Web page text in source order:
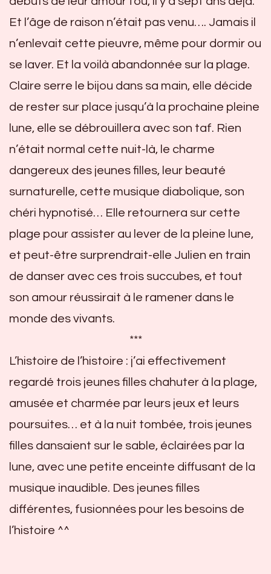
Et l’âge de raison n’était pas venu…. Jamais il
n’enlevait cette pieuvre, même pour dormir ou
se laver. Et la voilà abandonnée sur la plage.
Claire serre le bijou dans sa main, elle décide
de rester sur place jusqu’à la prochaine pleine
lune, elle se débrouillera avec son taf. Rien
n’était normal cette nuit-là, le charme
dangereux des jeunes filles, leur beauté
surnaturelle, cette musique diabolique, son
chéri hypnotisé… Elle retournera sur cette
plage pour assister au lever de la pleine lune,
et peut-être surprendrait-elle Julien en train
de danser avec ces trois succubes, et tout
son amour réussirait à le ramener dans le
monde des vivants.
***
L’histoire de l’histoire : j’ai effectivement
regardé trois jeunes filles chahuter à la plage,
amusée et charmée par leurs jeux et leurs
poursuites… et à la nuit tombée, trois jeunes
filles dansaient sur le sable, éclairées par la
lune, avec une petite enceinte diffusant de la
musique inaudible. Des jeunes filles
différentes, fusionnées pour les besoins de
l’histoire ^^